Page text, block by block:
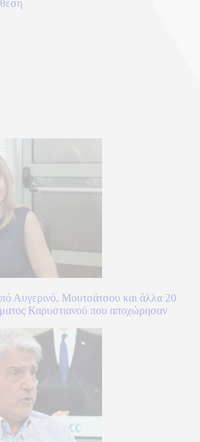
Αυγερινό, Μουτσάτσου και άλλα 20
Καρυστιανού που αποχώρησαν